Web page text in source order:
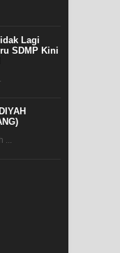
Lagi
SDMP Kini
...